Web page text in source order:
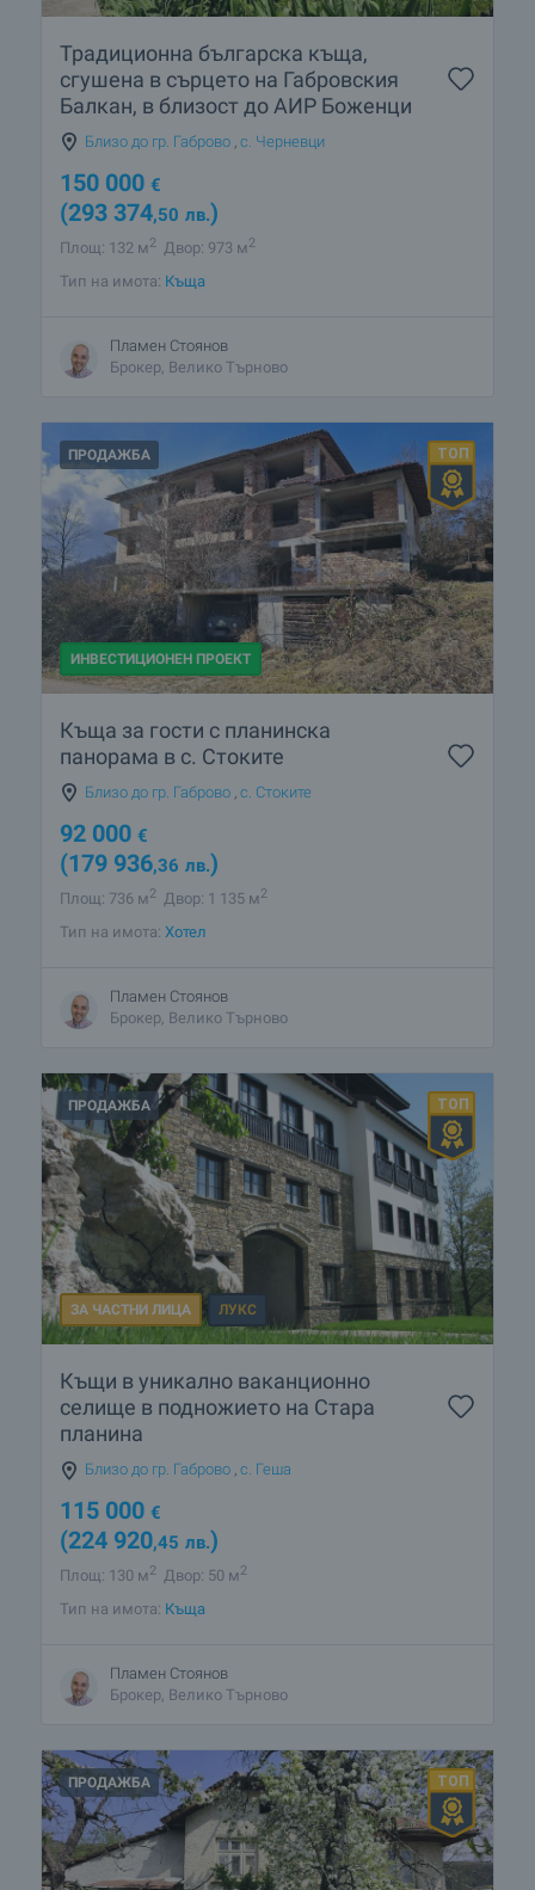
Традиционна българска къща,
сгушена в сърцето на Габровския
Балкан, в близост до АИР Боженци
Близо до гр. Габрово с. Черневци
150 000 €
(293 374,50 лв.)
Площ: 132 м2 Двор: 973 м2
Тип на имота: Къща
Пламен Стоянов
Брокер, Велико Търново
ПРОДАЖБА
ИНВЕСТИЦИОНЕН ПРОЕКТ
Къща за гости с планинска
панорама в с. Стоките
Близо до гр. Габрово с. Стоките
92 000 €
(179 936,36 лв.)
Площ: 736 м2 Двор: 1 135 м2
Тип на имота: Хотел
Пламен Стоянов
Брокер, Велико Търново
ПРОДАЖБА
ЗА ЧАСТНИ ЛИЦА ЛУКС
Къщи в уникално ваканционно
селище в подножието на Стара
планина
Близо до гр. Габрово с. Геша
115 000 €
(224 920,45 лв.)
Площ: 130 м2 Двор: 50 м2
Тип на имота: Къща
Пламен Стоянов
Брокер, Велико Търново
ПРОДАЖБА